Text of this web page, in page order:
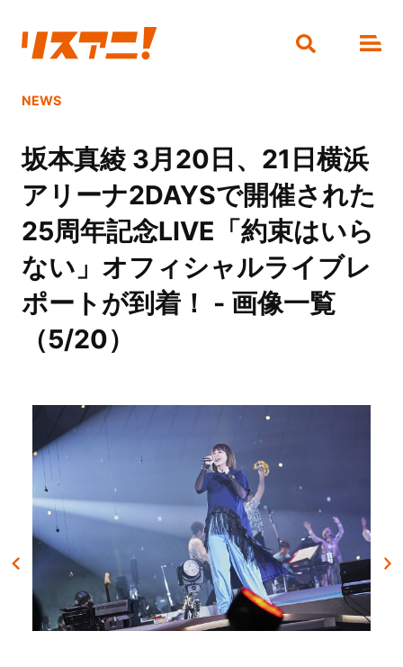
NEWS
坂本真綾 3月20日、21日横浜
アリーナ2DAYSで開催された
25周年記念LIVE「約束はいら
ない」オフィシャルライブレ
ポートが到着！ - 画像一覧
（5/20）